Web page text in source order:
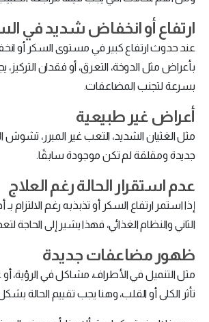
ارتفاع أو انخفاض شديد في
عند حدوث ارتفاع كبير في مستوى السكر أو
بأعراض مثل الدوخة، التعرق، أو فقدان
بسرعة لتجنب المضاعفات.
أعراض غير طبيعية
مثل الغثيان الشديد، التعب غير المبرر، تشوش
جديدة ومقلقة لم تكن موجودة سابقًا.
عدم استقرار الحالة رغم العلاج
إذا استمر ارتفاع السكر أو تذبذبه رغم الالتزام
الثاني والنظام الغذائي، فهذا يشير إلى الحاجة
ظهور مضاعفات جديدة
مثل التنميل في الأطراف، مشاكل في الرؤية،
تأثر الكلى أو القلب، وهنا يجب تقييم الحالة